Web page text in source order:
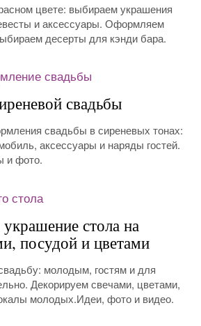
цвете: выбираем украшения
и аксессуары. Оформляем
десерты для кэнди бара.
свадьбы
свадьбы в сиреневых тонах:
аксессуары и наряды гостей.
и фото.
стола на
посудой и цветами
молодым, гостям и для
Декорируем свечами, цветами,
молодых.Идеи, фото и видео.